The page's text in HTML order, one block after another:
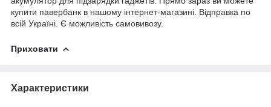
купити павербанк в нашому інтернет-магазині. Відправка по
всій Україні. Є можливість самовивозу.
Приховати
Характеристики